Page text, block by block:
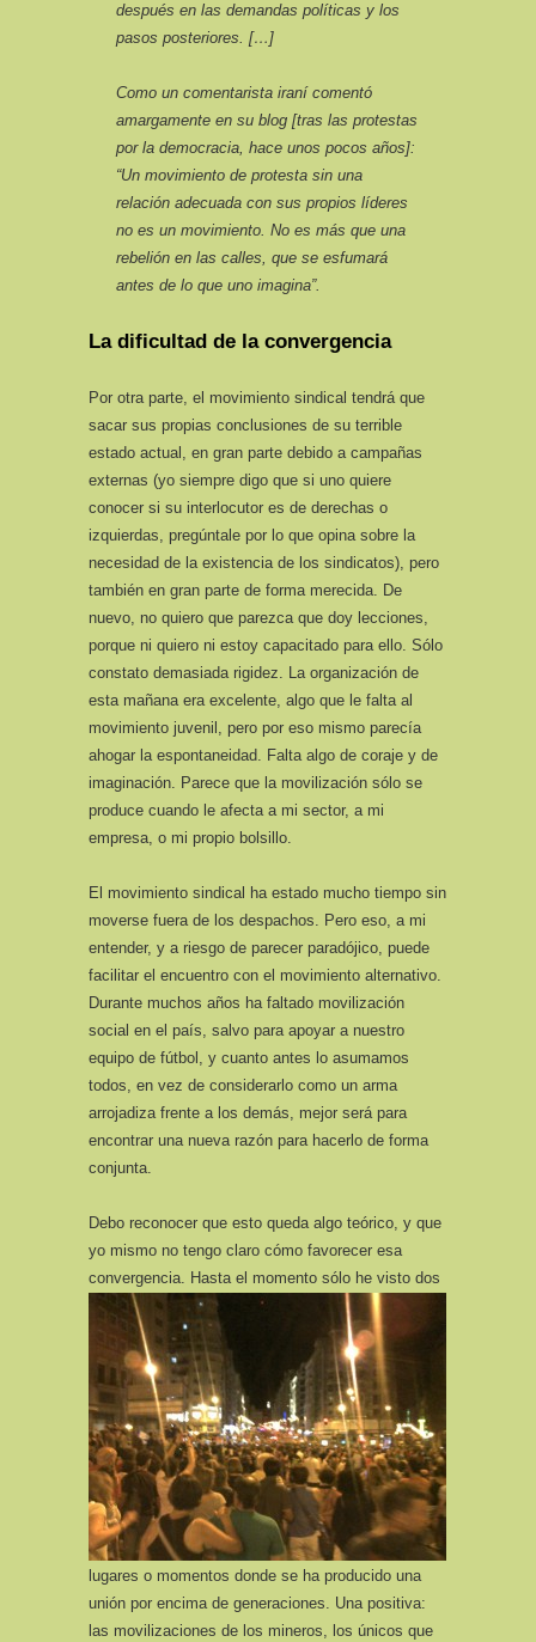
después en las demandas políticas y los
pasos posteriores. […]
Como un comentarista iraní comentó
amargamente en su blog [tras las protestas
por la democracia, hace unos pocos años]:
“Un movimiento de protesta sin una
relación adecuada con sus propios líderes
no es un movimiento. No es más que una
rebelión en las calles, que se esfumará
antes de lo que uno imagina”.
La dificultad de la convergencia
Por otra parte, el movimiento sindical tendrá que
sacar sus propias conclusiones de su terrible
estado actual, en gran parte debido a campañas
externas (yo siempre digo que si uno quiere
conocer si su interlocutor es de derechas o
izquierdas, pregúntale por lo que opina sobre la
necesidad de la existencia de los sindicatos), pero
también en gran parte de forma merecida. De
nuevo, no quiero que parezca que doy lecciones,
porque ni quiero ni estoy capacitado para ello. Sólo
constato demasiada rigidez. La organización de
esta mañana era excelente, algo que le falta al
movimiento juvenil, pero por eso mismo parecía
ahogar la espontaneidad. Falta algo de coraje y de
imaginación. Parece que la movilización sólo se
produce cuando le afecta a mi sector, a mi
empresa, o mi propio bolsillo.
El movimiento sindical ha estado mucho tiempo sin
moverse fuera de los despachos. Pero eso, a mi
entender, y a riesgo de parecer paradójico, puede
facilitar el encuentro con el movimiento alternativo.
Durante muchos años ha faltado movilización
social en el país, salvo para apoyar a nuestro
equipo de fútbol, y cuanto antes lo asumamos
todos, en vez de considerarlo como un arma
arrojadiza frente a los demás, mejor será para
encontrar una nueva razón para hacerlo de forma
conjunta.
Debo reconocer que esto queda algo teórico, y que
yo mismo no tengo claro cómo favorecer esa
convergencia. Hasta el momento sólo he visto dos
lugares o momentos donde se ha producido una
unión por encima de generaciones. Una positiva:
las movilizaciones de los mineros, los únicos que